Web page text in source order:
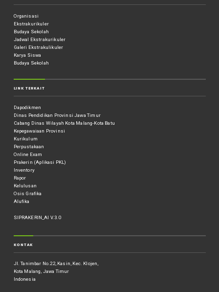
Organisasi
Ekstrakurikuler
Budaya Sekolah
Jadwal Ekstrakurikuler
Galeri Ekstrakulikuler
Karya Siswa
Budaya Sekolah
LINK TERKAIT
Dapodikmen
Dinas Pendidikan Provinsi Jawa Timur
Cabang Dinas Wilayah Kota Malang-Kota Batu
Kepegawaiaan Provinsi
Kurikulum
Perpustakaan
Online Exam
Prakerin (Aplikasi PKL)
Inventory
Rapor
Kelulusan
Osis Grafika
Alufika
SIPRAKERIN_AI V.3.0
KONTAK
Jl. Tanimbar No.22, Kasin, Kec. Klojen,
Kota Malang, Jawa Timur
Indonesia